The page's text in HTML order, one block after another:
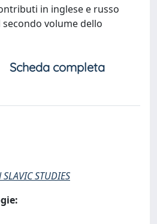
in inglese e russo
volume dello
Scheda completa
STUDIES